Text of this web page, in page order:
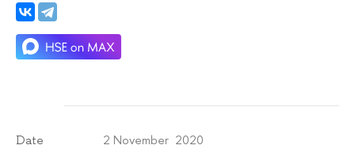
Date 2 November 2020